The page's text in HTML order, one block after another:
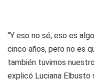
“Y eso no sé, eso es
cinco años, pero no es
también tuvimos nuestro
explicó Luciana